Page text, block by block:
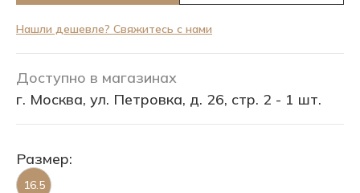
Нашли дешевле? Свяжитесь с нами
Доступно в магазинах
г. Москва, ул. Петровка, д. 26, стр. 2 - 1 шт.
Размер:
16.5